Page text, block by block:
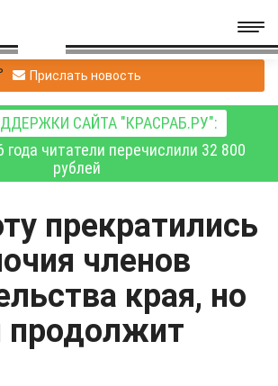
Прислать новость
САЙТА "КРАСРАБ.РУ":
года читатели перечислили 32 800
рублей
прекратились
членов
края, но
продолжит